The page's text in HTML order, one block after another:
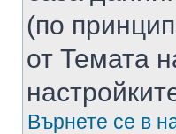
(по
от Темата
Върнете се в